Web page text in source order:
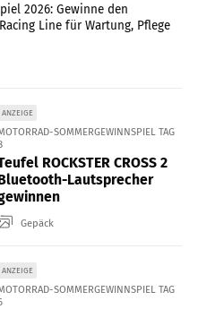
2026: Gewinne den
Line für Wartung, Pflege
ANZEIGE
SOMMERGEWINNSPIEL TAG
ROCKSTER CROSS 2
Lautsprecher
Gepäck
ANZEIGE
SOMMERGEWINNSPIEL TAG